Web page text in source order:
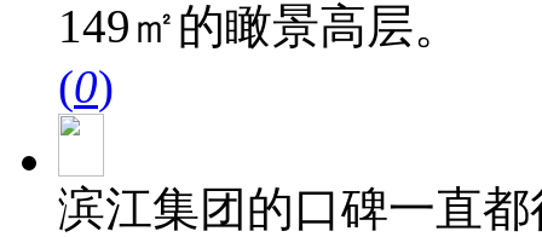
149㎡的瞰景高层。
(0)
滨江集团的口碑一直